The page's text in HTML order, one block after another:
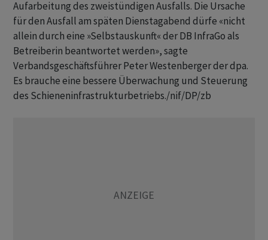
Aufarbeitung des zweistündigen Ausfalls. Die Ursache
für den Ausfall am späten Dienstagabend dürfe «nicht
allein durch eine »Selbstauskunft« der DB InfraGo als
Betreiberin beantwortet werden», sagte
Verbandsgeschäftsführer Peter Westenberger der dpa.
Es brauche eine bessere Überwachung und Steuerung
des Schieneninfrastrukturbetriebs./nif/DP/zb